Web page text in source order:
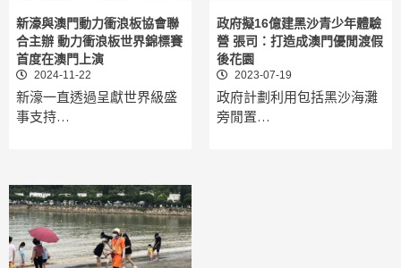
新濠與澳門動力衝浪板協會聯
合主辦 動力衝浪板世界錦標賽
首度在澳門上演
2024-11-22
新濠一直透過呈獻世界級盛
事支持…
政府擬16億建黑沙青少年體驗
營 張司：打造成澳門優閒渡假
後花園
2023-07-19
政府計劃利用包括黑沙海灘
旁閒置…